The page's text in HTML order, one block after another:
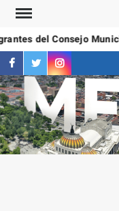
Saltar
contenidodel Consejo
facebook
twitterinstagram